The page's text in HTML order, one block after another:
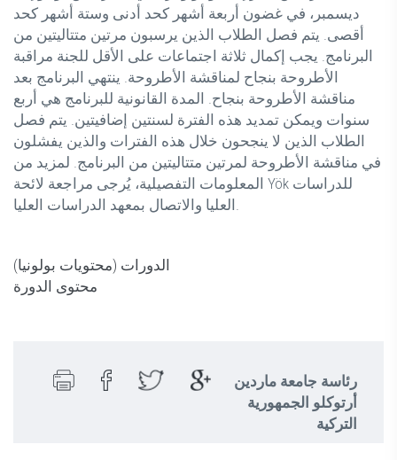
ديسمبر، في غضون أربعة أشهر كحد أدنى وستة أشهر كحد
أقصى. يتم فصل الطلاب الذين يرسبون مرتين متتاليتين من
البرنامج. يجب إكمال ثلاثة اجتماعات على الأقل للجنة مراقبة
الأطروحة بنجاح لمناقشة الأطروحة. ينتهي البرنامج بعد
مناقشة الأطروحة بنجاح. المدة القانونية للبرنامج هي أربع
سنوات ويمكن تمديد هذه الفترة لسنتين إضافيتين. يتم فصل
الطلاب الذين لا ينجحون خلال هذه الفترات والذين يفشلون
في مناقشة الأطروحة لمرتين متتاليتين من البرنامج. لمزيد من
المعلومات التفصيلية، يُرجى مراجعة لائحة Yök للدراسات
العليا والاتصال بمعهد الدراسات العليا.
الدورات (محتويات بولونيا)
محتوى الدورة
رئاسة جامعة ماردين
أرتوكلو الجمهورية
التركية